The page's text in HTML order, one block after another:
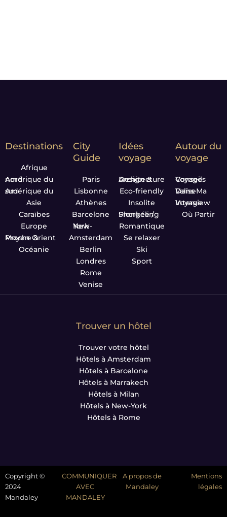
Destinations
Afrique
Amérique du nord
Amérique du sud
Asie
Caraïbes
Europe
Proche & Moyen Orient
Océanie
City
Guide
Paris
Lisbonne
Athènes
Barcelone
New-York
Amsterdam
Berlin
Londres
Rome
Venise
Idées
voyage
Design & Architecture
Eco-friendly
Insolite
Plongée / Snorkeling
Romantique
Se relaxer
Ski
Sport
Autour du
voyage
Conseils Voyage
Dans Ma Valise
Interview Voyage
Où Partir
Trouver un hôtel
Trouver votre hôtel
Hôtels à Amsterdam
Hôtels à Barcelone
Hôtels à Marrakech
Hôtels à Milan
Hôtels à New-York
Hôtels à Rome
Copyright ©
2024
Mandaley
COMMUNIQUER
AVEC
MANDALEY
A propos de
Mandaley
Mentions
légales